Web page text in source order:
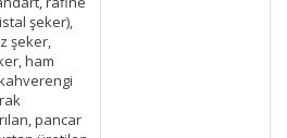
şeker),
şeker,
ham
pancar